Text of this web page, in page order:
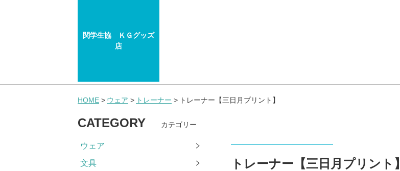
関学生協 ＫＧグッズ
店
HOME ウェア トレーナー トレーナー【三日月プリント】
トレーナー【三日月プリント】
CATEGORY カテゴリー
ウェア
文具